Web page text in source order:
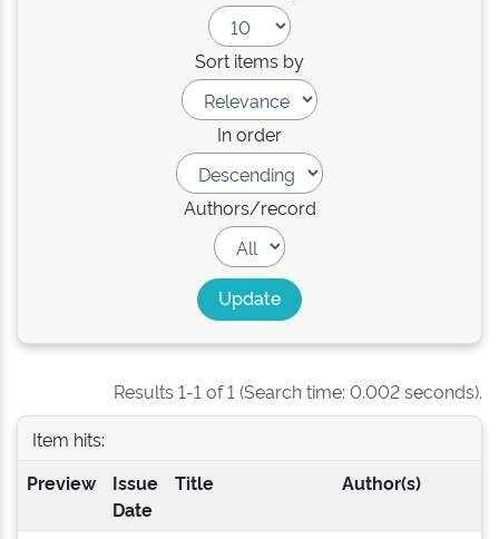
Sort items by
In order
Authors/record
Results 1-1 of 1 (Search time: 0.002 seconds).
Item hits:
Preview
Issue
Date
Title Author(s)